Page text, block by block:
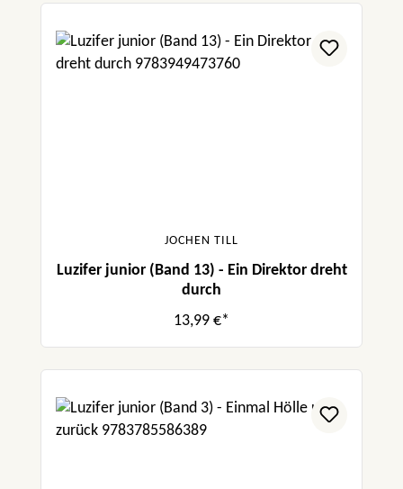
JOCHEN TILL
Luzifer junior (Band 13) - Ein Direktor dreht
durch
13,99 €*